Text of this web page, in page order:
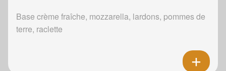
Base crème fraîche, mozzarella, lardons, pommes de
terre, raclette